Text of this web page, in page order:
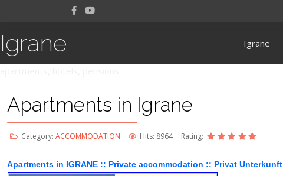
Igrane Igrane
Apartments in Igrane
Category: ACCOMMODATION Hits: 8964 Rating:
Apartments in IGRANE :: Private accommodation :: Privat Unterkunft